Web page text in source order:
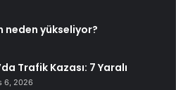
neden yükseliyor?
Trafik Kazası: 7 Yaralı
6, 2026